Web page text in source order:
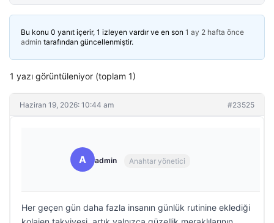
Bu konu 0 yanıt içerir, 1 izleyen vardır ve en son 1 ay 2 hafta önce
admin tarafından güncellenmiştir.
1 yazı görüntüleniyor (toplam 1)
Haziran 19, 2026: 10:44 am #23525
A admin Anahtar yönetici
Her geçen gün daha fazla insanın günlük rutinine eklediği